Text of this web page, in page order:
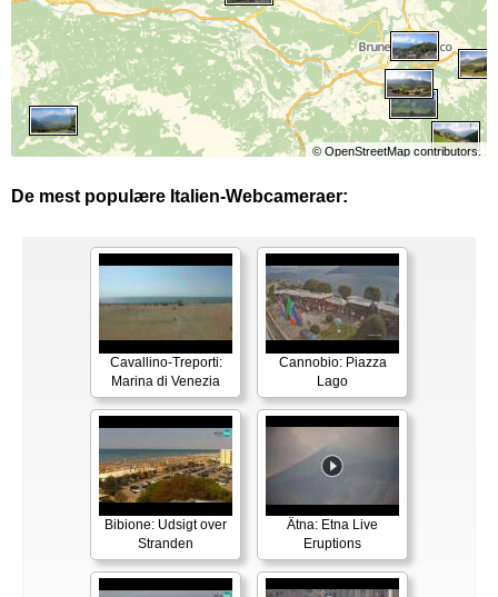
© OpenStreetMapcontributors.
De mest populære Italien-Webcameraer:
Cavallino-Treporti:
Marina di Venezia
Cannobio: Piazza
Lago
Bibione: Udsigt over
Stranden
Ätna: Etna Live
Eruptions